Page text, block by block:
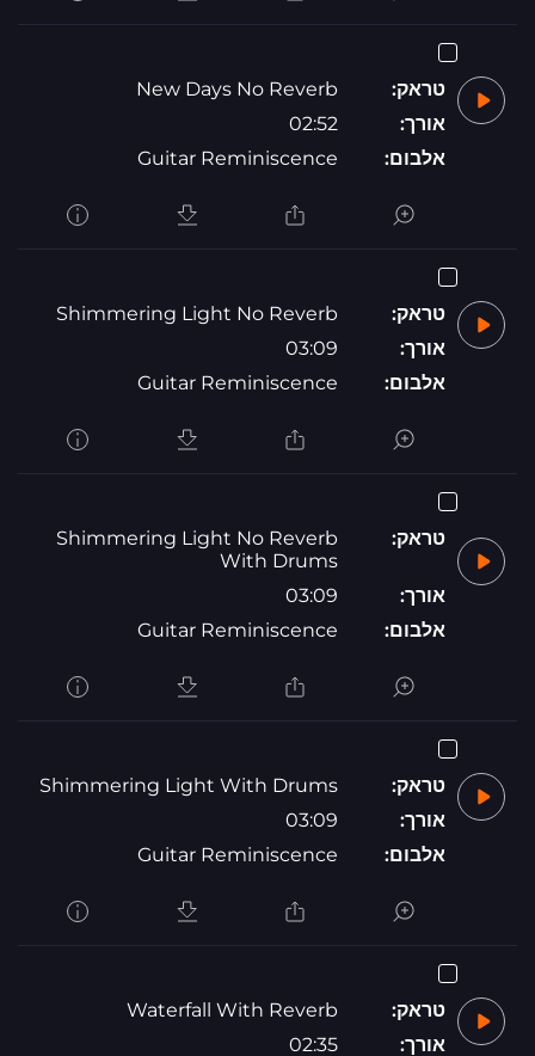
טראק:
New Days No Reverb
אורך:
02:52
אלבום:
Guitar Reminiscence
טראק:
Shimmering Light No Reverb
אורך:
03:09
אלבום:
Guitar Reminiscence
טראק:
Shimmering Light No Reverb
With Drums
אורך:
03:09
אלבום:
Guitar Reminiscence
טראק:
Shimmering Light With Drums
אורך:
03:09
אלבום:
Guitar Reminiscence
טראק:
Waterfall With Reverb
אורך:
02:35